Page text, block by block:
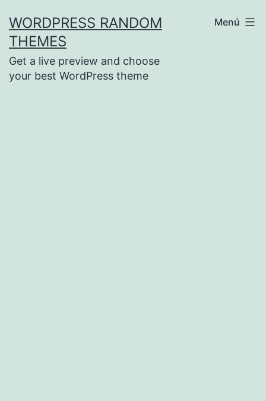
contenido
WORDPRESS RANDOM
THEMES
Get a live preview and choose
your best WordPress theme
Menú